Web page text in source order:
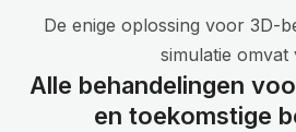
De enige oplossing voor 3D-
simulatie omvat
Alle behandelingen
en toekomstige